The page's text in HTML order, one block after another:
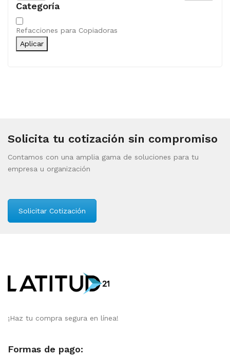
Categoría
Categoría
Refacciones para Copiadoras
Aplicar
Solicita tu cotización sin compromiso
Contamos con una amplia gama de soluciones para tu
empresa u organización
Solicitar Cotización
¡Haz tu compra segura en línea!
Formas de pago: